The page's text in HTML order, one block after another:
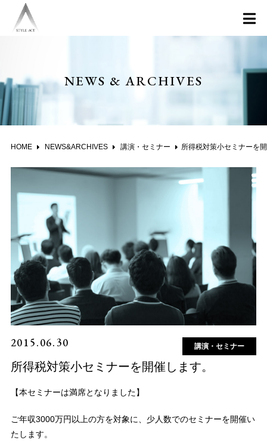
NEWS & ARCHIVES
HOME NEWS&ARCHIVES 講演・セミナー 所得税対策小セミナーを開催します。
2015.06.30 講演・セミナー
所得税対策小セミナーを開催します。
【本セミナーは満席となりました】
ご年収3000万円以上の方を対象に、少人数でのセミナーを開催い
たします。